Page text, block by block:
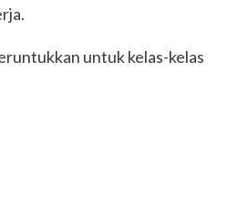
untuk kelas-kelas